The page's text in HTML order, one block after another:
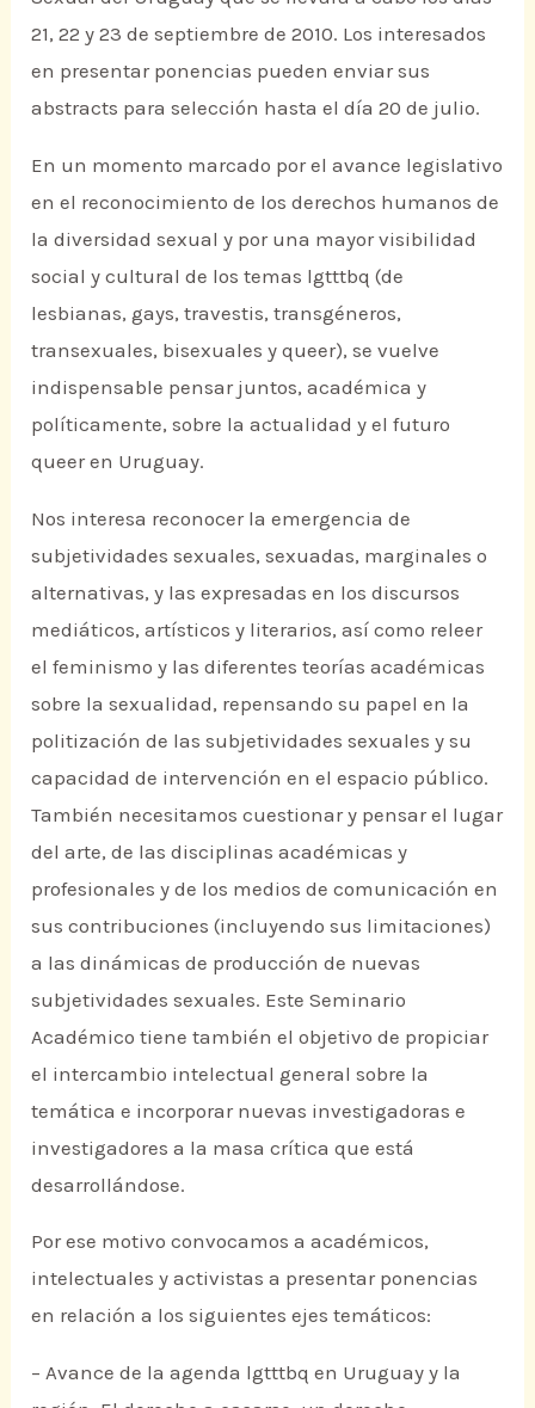
21, 22 y 23 de septiembre de 2010. Los interesados
en presentar ponencias pueden enviar sus
abstracts para selección hasta el día 20 de julio.
En un momento marcado por el avance legislativo
en el reconocimiento de los derechos humanos de
la diversidad sexual y por una mayor visibilidad
social y cultural de los temas lgtttbq (de
lesbianas, gays, travestis, transgéneros,
transexuales, bisexuales y queer), se vuelve
indispensable pensar juntos, académica y
políticamente, sobre la actualidad y el futuro
queer en Uruguay.
Nos interesa reconocer la emergencia de
subjetividades sexuales, sexuadas, marginales o
alternativas, y las expresadas en los discursos
mediáticos, artísticos y literarios, así como releer
el feminismo y las diferentes teorías académicas
sobre la sexualidad, repensando su papel en la
politización de las subjetividades sexuales y su
capacidad de intervención en el espacio público.
También necesitamos cuestionar y pensar el lugar
del arte, de las disciplinas académicas y
profesionales y de los medios de comunicación en
sus contribuciones (incluyendo sus limitaciones)
a las dinámicas de producción de nuevas
subjetividades sexuales. Este Seminario
Académico tiene también el objetivo de propiciar
el intercambio intelectual general sobre la
temática e incorporar nuevas investigadoras e
investigadores a la masa crítica que está
desarrollándose.
Por ese motivo convocamos a académicos,
intelectuales y activistas a presentar ponencias
en relación a los siguientes ejes temáticos:
– Avance de la agenda lgtttbq en Uruguay y la